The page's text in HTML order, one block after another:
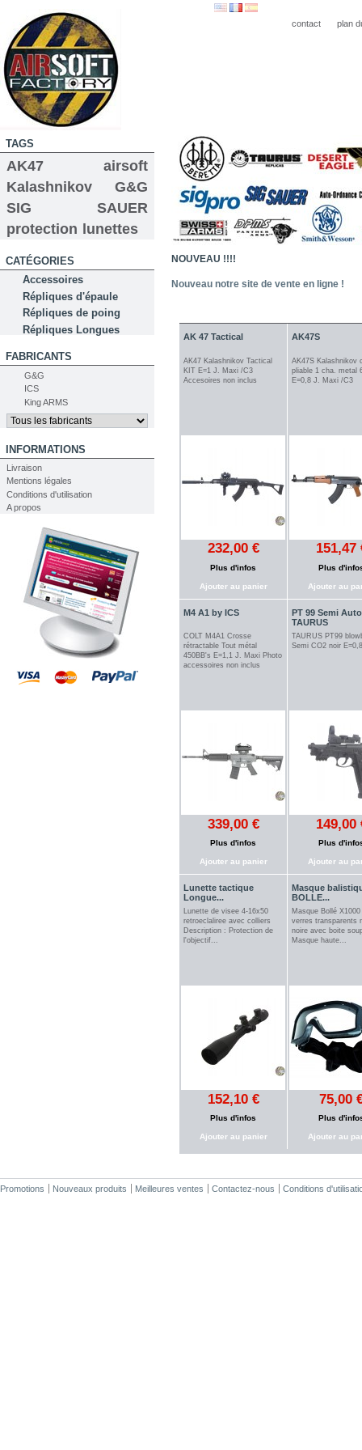
contact plan
TAGS
AK47
airsoft
Kalashnikov
G&G
SIG SAUER
protection
lunettes
CATÉGORIES
Accessoires
Répliques d'épaule
Répliques de poing
Répliques Longues
FABRICANTS
G&G
ICS
King ARMS
INFORMATIONS
Livraison
Mentions légales
Conditions d'utilisation
A propos
NOUVEAU !!!!
Nouveau notre site de vente en ligne !
AK 47 Tactical
AK47 Kalashnikov Tactical
KIT E=1 J. Maxi /C3
Accesoires non inclus
232,00 €
Plus d'infos
Ajouter au panier
AK47S
AK47S Kalashnikov
pliable 1 cha. metal
E=0,8 J. Maxi /C3
151,47
Plus
Ajouter au
M4 A1 by ICS
COLT M4A1 Crosse
rétractable Tout métal
450BB's E=1,1 J. Maxi Photo
accessoires non inclus
339,00 €
Plus d'infos
Ajouter au panier
PT 99 Semi Auto
TAURUS
TAURUS PT99
Semi CO2 noir
149,00
Plus
Ajouter au
Lunette tactique
Longue...
Lunette de visee 4-16x50
retroeclaliree avec colliers
Description : Protection de
l'objectif...
152,10 €
Plus d'infos
Ajouter au panier
Masque
BOLLE...
Masque Bollé
verres transparents
noire avec boite
Masque haute...
75,00
Plus
Ajouter au
Promotions Nouveaux produits Meilleures ventes Contactez-nous Conditions